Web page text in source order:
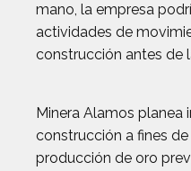
mano, la empresa
actividades de
construcción antes de
Minera Alamos planea
construcción a fines
producción de oro